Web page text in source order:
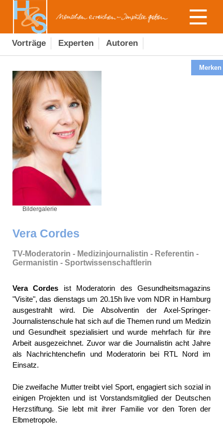
Vorträge Experten Autoren
Bildergalerie
Bildergalerie
Vera Cordes
Merken
TV-Moderatorin - Medizinjournalistin - Referentin -
Germanistin - Sportwissenschaftlerin
Vera Cordes ist Moderatorin des Gesundheitsmagazins
"Visite", das dienstags um 20.15h live vom NDR in Hamburg
ausgestrahlt wird. Die Absolventin der Axel-Springer-
Journalistenschule hat sich auf die Themen rund um Medizin
und Gesundheit spezialisiert und wurde mehrfach für ihre
Arbeit ausgezeichnet. Zuvor war die Journalistin acht Jahre
als Nachrichtenchefin und Moderatorin bei RTL Nord im
Einsatz.
Die zweifache Mutter treibt viel Sport, engagiert sich sozial in
einigen Projekten und ist Vorstandsmitglied der Deutschen
Herzstiftung. Sie lebt mit ihrer Familie vor den Toren der
Elbmetropole.